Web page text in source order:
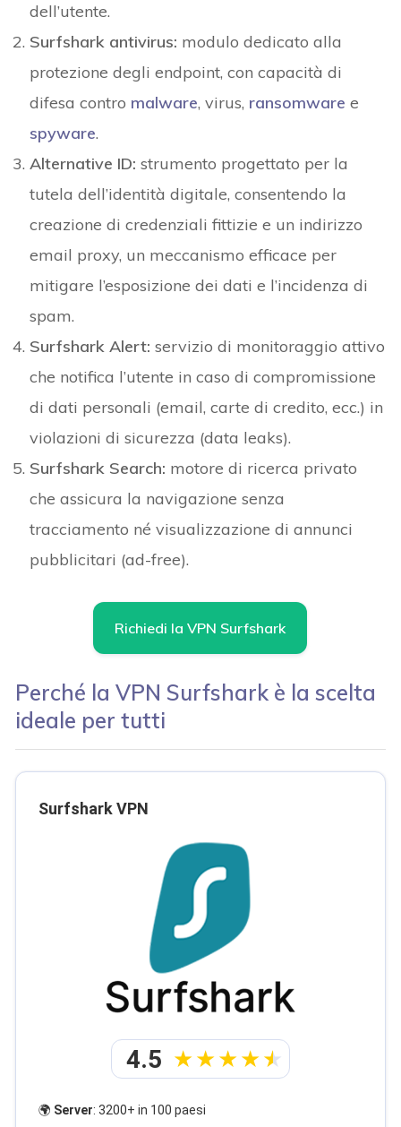
dell’utente.
Surfshark antivirus: modulo dedicato alla
protezione degli endpoint, con capacità di
difesa contro malware, virus, ransomware e
spyware.
Alternative ID: strumento progettato per la
tutela dell’identità digitale, consentendo la
creazione di credenziali fittizie e un indirizzo
email proxy, un meccanismo efficace per
mitigare l’esposizione dei dati e l’incidenza di
spam.
Surfshark Alert: servizio di monitoraggio attivo
che notifica l’utente in caso di compromissione
di dati personali (email, carte di credito, ecc.) in
violazioni di sicurezza (data leaks).
Surfshark Search: motore di ricerca privato
che assicura la navigazione senza
tracciamento né visualizzazione di annunci
pubblicitari (ad-free).
Richiedi la VPN Surfshark
Perché la VPN Surfshark è la scelta
ideale per tutti
Surfshark VPN
4.5
🌍 Server: 3200+ in 100 paesi